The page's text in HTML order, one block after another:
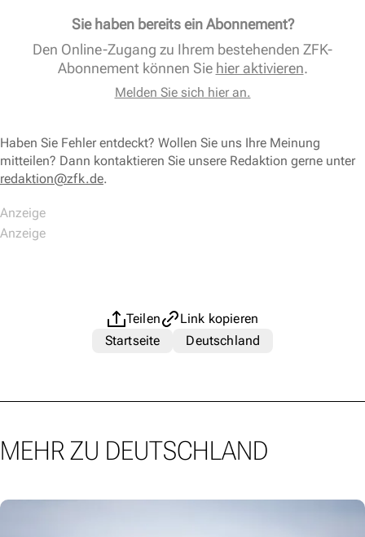
Sie haben bereits ein Abonnement?
Den Online-Zugang zu Ihrem bestehenden ZFK-
Abonnement können Sie hier aktivieren.
Melden Sie sich hier an.
Haben Sie Fehler entdeckt? Wollen Sie uns Ihre Meinung
mitteilen? Dann kontaktieren Sie unsere Redaktion gerne unter
redaktion@zfk.de.
Teilen
Link kopieren
Startseite
Deutschland
MEHR ZU DEUTSCHLAND